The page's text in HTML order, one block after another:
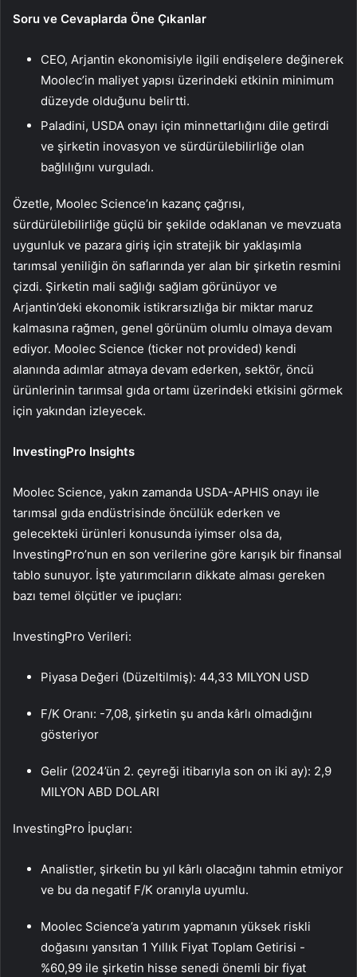
Soru ve Cevaplarda Öne Çıkanlar
CEO, Arjantin ekonomisiyle ilgili endişelere değinerek
Moolec’in maliyet yapısı üzerindeki etkinin minimum
düzeyde olduğunu belirtti.
Paladini, USDA onayı için minnettarlığını dile getirdi
ve şirketin inovasyon ve sürdürülebilirliğe olan
bağlılığını vurguladı.
Özetle, Moolec Science’ın kazanç çağrısı,
sürdürülebilirliğe güçlü bir şekilde odaklanan ve mevzuata
uygunluk ve pazara giriş için stratejik bir yaklaşımla
tarımsal yeniliğin ön saflarında yer alan bir şirketin resmini
çizdi. Şirketin mali sağlığı sağlam görünüyor ve
Arjantin’deki ekonomik istikrarsızlığa bir miktar maruz
kalmasına rağmen, genel görünüm olumlu olmaya devam
ediyor. Moolec Science (ticker not provided) kendi
alanında adımlar atmaya devam ederken, sektör, öncü
ürünlerinin tarımsal gıda ortamı üzerindeki etkisini görmek
için yakından izleyecek.
InvestingPro Insights
Moolec Science, yakın zamanda USDA-APHIS onayı ile
tarımsal gıda endüstrisinde öncülük ederken ve
gelecekteki ürünleri konusunda iyimser olsa da,
InvestingPro’nun en son verilerine göre karışık bir finansal
tablo sunuyor. İşte yatırımcıların dikkate alması gereken
bazı temel ölçütler ve ipuçları:
InvestingPro Verileri:
Piyasa Değeri (Düzeltilmiş): 44,33 MILYON USD
F/K Oranı: -7,08, şirketin şu anda kârlı olmadığını
gösteriyor
Gelir (2024’ün 2. çeyreği itibarıyla son on iki ay): 2,9
MILYON ABD DOLARI
InvestingPro İpuçları:
Analistler, şirketin bu yıl kârlı olacağını tahmin etmiyor
ve bu da negatif F/K oranıyla uyumlu.
Moolec Science’a yatırım yapmanın yüksek riskli
doğasını yansıtan 1 Yıllık Fiyat Toplam Getirisi -
%60,99 ile şirketin hisse senedi önemli bir fiyat